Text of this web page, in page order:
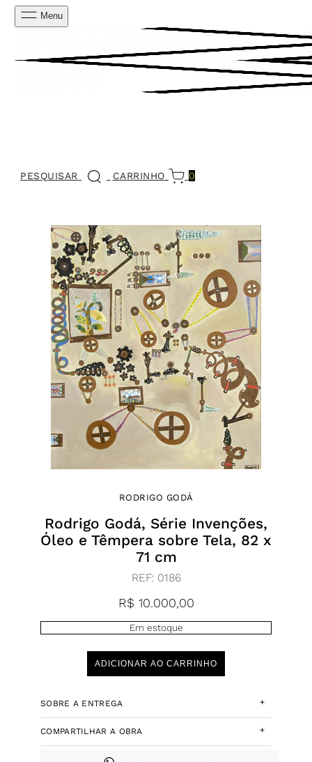
Menu
PESQUISAR CARRINHO 0
RODRIGO GODÁ
Rodrigo Godá, Série Invenções,
Óleo e Têmpera sobre Tela, 82 x
71 cm
REF: 0186
R$ 10.000,00
Em estoque
ADICIONAR AO CARRINHO
SOBRE A ENTREGA +
COMPARTILHAR A OBRA +